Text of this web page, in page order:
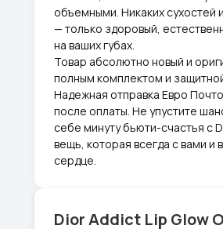
объемными. Никаких сухостей
— только здоровый,
на ваших губах.
Товар абсолютно новый и
полным комплектом и
Надежная отправка Евро
после оплаты. Не упустите
себе минуту бьюти-счастья с
вещь, которая всегда с вами и
сердце.
Dior Addict Lip Glow